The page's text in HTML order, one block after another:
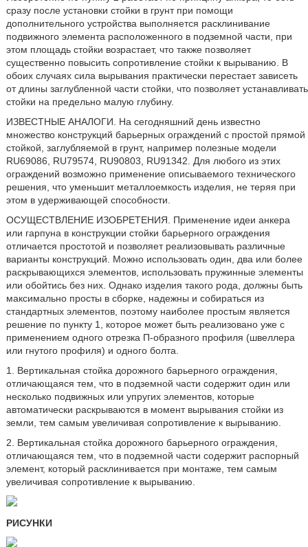
сразу после установки стойки в грунт при помощи
дополнительного устройства выполняется расклинивание
подвижного элемента расположенного в подземной части, при
этом площадь стойки возрастает, что также позволяет
существенно повысить сопротивление стойки к вырыванию. В
обоих случаях сила вырывания практически перестает зависеть
от длины заглубленной части стойки, что позволяет устанавливать
стойки на предельно малую глубину.
ИЗВЕСТНЫЕ АНАЛОГИ. На сегодняшний день известно
множество конструкций барьерных ограждений с простой прямой
стойкой, заглубляемой в грунт, например полезные модели
RU69086, RU79574, RU90803, RU91342. Для любого из этих
ограждений возможно применение описываемого технического
решения, что уменьшит металлоемкость изделия, не теряя при
этом в удерживающей способности.
ОСУЩЕСТВЛЕНИЕ ИЗОБРЕТЕНИЯ. Применение идеи анкера
или гарпуна в конструкции стойки барьерного ограждения
отличается простотой и позволяет реализовывать различные
варианты конструкций. Можно использовать один, два или более
раскрывающихся элементов, использовать пружинные элементы
или обойтись без них. Однако изделия такого рода, должны быть
максимально просты в сборке, надежны и собираться из
стандартных элементов, поэтому наиболее простым является
решение по пункту 1, которое может быть реализовано уже с
применением одного отрезка П-образного профиля (швеллера
или гнутого профиля) и одного болта.
1. Вертикальная стойка дорожного барьерного ограждения,
отличающаяся тем, что в подземной части содержит один или
несколько подвижных или упругих элементов, которые
автоматически раскрываются в момент вырывания стойки из
земли, тем самым увеличивая сопротивление к вырыванию.
2. Вертикальная стойка дорожного барьерного ограждения,
отличающаяся тем, что в подземной части содержит распорный
элемент, который расклинивается при монтаже, тем самым
увеличивая сопротивление к вырыванию.
РИСУНКИ